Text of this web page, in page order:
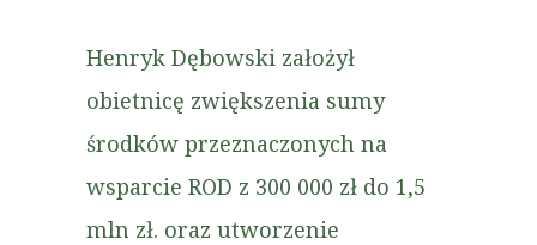
Henryk Dębowski założył
obietnicę zwiększenia sumy
środków przeznaczonych na
wsparcie ROD z 300 000 zł do 1,5
mln zł. oraz utworzenie